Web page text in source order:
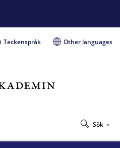
Teckenspråk Other languages
Sök